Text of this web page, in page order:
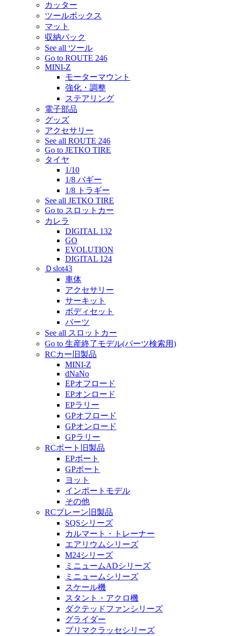
カッター
ツールボックス
マット
収納バック
See all ツール
Go to ROUTE 246
MINI-Z
モーターマウント
強化・調整
ステアリング
電子部品
グッズ
アクセサリー
See all ROUTE 246
Go to JETKO TIRE
タイヤ
1/10
1/8 バギー
1/8 トラギー
See all JETKO TIRE
Go to スロットカー
カレラ
DIGITAL 132
GO
EVOLUTION
DIGITAL 124
Ｄslot43
車体
アクセサリー
サーキット
ボディセット
パーツ
See all スロットカー
Go to 生産終了モデル(パーツ検索用)
RCカー旧製品
MINI-Z
dNaNo
EPオフロード
EPオンロード
EPラリー
GPオフロード
GPオンロード
GPラリー
RCボート旧製品
EPボート
GPボート
ヨット
インポートモデル
その他
RCプレーン旧製品
SQSシリーズ
カルマート・トレーナー
エアリウムシリーズ
M24シリーズ
ミニュームADシリーズ
ミニュームシリーズ
スケール機
スタント・アクロ機
ダクテッドファンシリーズ
グライダー
プリマクラッセシリーズ